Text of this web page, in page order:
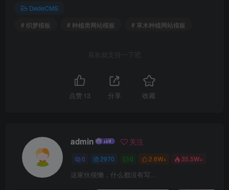
DedeCMS
# 织梦模板
# 种植类网站模板 # 草木种植网站模板
喜欢就支持一下吧
点赞 13 分享 收藏
admin 关注
0 2970 0 2.6W+ 35.5W+
这家伙很懒，什么都没有写...